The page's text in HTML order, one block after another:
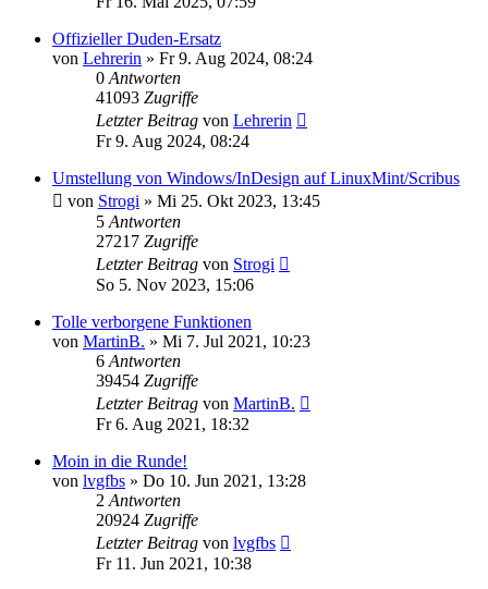
Offizieller Duden-Ersatz
von Lehrerin » Fr 9. Aug 2024, 08:24
0 Antworten
41093 Zugriffe
Letzter Beitrag von Lehrerin
Fr 9. Aug 2024, 08:24
Umstellung von Windows/InDesign auf LinuxMint/Scribus
von Strogi » Mi 25. Okt 2023, 13:45
5 Antworten
27217 Zugriffe
Letzter Beitrag von Strogi
So 5. Nov 2023, 15:06
Tolle verborgene Funktionen
von MartinB. » Mi 7. Jul 2021, 10:23
6 Antworten
39454 Zugriffe
Letzter Beitrag von MartinB.
Fr 6. Aug 2021, 18:32
Moin in die Runde!
von lvgfbs » Do 10. Jun 2021, 13:28
2 Antworten
20924 Zugriffe
Letzter Beitrag von lvgfbs
Fr 11. Jun 2021, 10:38